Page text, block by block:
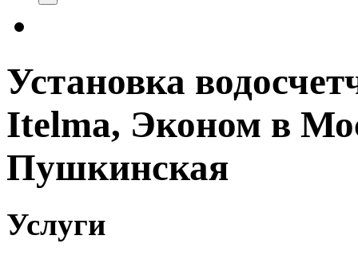
Установка
Itelma, Эконом в
Пушкинская
Услуги